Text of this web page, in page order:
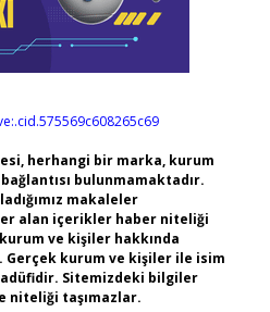
herhangi bir marka, kurum
bulunmamaktadır.
makaleler
alan içerikler haber niteliği
ve kişiler hakkında
Gerçek kurum ve kişiler ile isim
Sitemizdeki bilgiler
niteliği taşımazlar.